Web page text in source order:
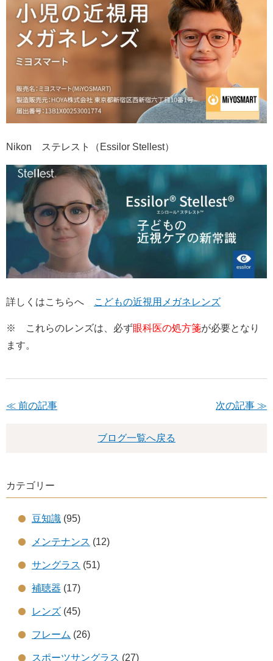
Nikon ステレスト（Essilor Stellest）
詳しくはこちらへ こどもの近視用メガネレンズ
※ これらのレンズは、必ず眼科医の処方箋が必要となり
ます。
≪ 前の記事 次の記事 ≫
ブログ一覧へ戻る
カテゴリー
豆知識 (95)
メンテナンス (12)
サングラス (51)
補聴器 (17)
レンズ (45)
フレーム (26)
スポーツサングラス (27)